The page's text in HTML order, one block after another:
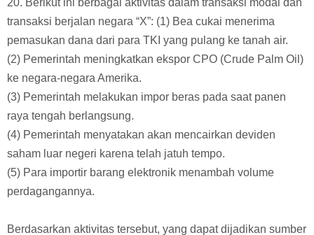
C. Rp 750.000,00
D. Rp 800.000,00
E. Rp 850.000,00
20. Berikut ini berbagai aktivitas dalam transaksi modal dan
transaksi berjalan negara “X”: (1) Bea cukai menerima
pemasukan dana dari para TKI yang pulang ke tanah air.
(2) Pemerintah meningkatkan ekspor CPO (Crude Palm Oil)
ke negara-negara Amerika.
(3) Pemerintah melakukan impor beras pada saat panen
raya tengah berlangsung.